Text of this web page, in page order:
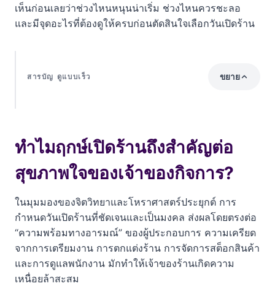
เห็นก่อนเลยว่าช่วงไหนหนุนน่าเริ่ม ช่วงไหนควรชะลอ
และมีจุดอะไรที่ต้องดูให้ครบก่อนตัดสินใจเลือกวันเปิดร้าน
สารบัญ ดูแบบเร็ว ขยาย
ปฏิทิน ฤกษ์เปิดร้านใหม่ 2569 (พฤษภาคม – ธันวาคม)
1. เดือนพฤษภาคม 2569: โดดเด่นเรื่องการเจรจาและ
2. เดือนมิถุนายน 2569: เน้นความมั่นคงและรากฐาน
ระยะยาว
3. เดือนกรกฎาคม 2569: ดึงดูดความสนใจ เรียกลูกค้าเข้า
ร้าน
ทำไมฤกษ์เปิดร้านถึงสำคัญต่อ
สุขภาพใจของเจ้าของกิจการ?
ในมุมมองของจิตวิทยาและโหราศาสตร์ประยุกต์ การ
กำหนดวันเปิดร้านที่ชัดเจนและเป็นมงคล ส่งผลโดยตรงต่อ
“ความพร้อมทางอารมณ์” ของผู้ประกอบการ ความเครียด
จากการเตรียมงาน การตกแต่งร้าน การจัดการสต็อกสินค้า
และการดูแลพนักงาน มักทำให้เจ้าของร้านเกิดความ
เหนื่อยล้าสะสม